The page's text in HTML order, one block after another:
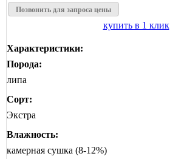
Позвонить для запроса цены
купить в 1 клик
Характеристики:
Порода:
липа
Сорт:
Экстра
Влажность:
камерная сушка (8-12%)